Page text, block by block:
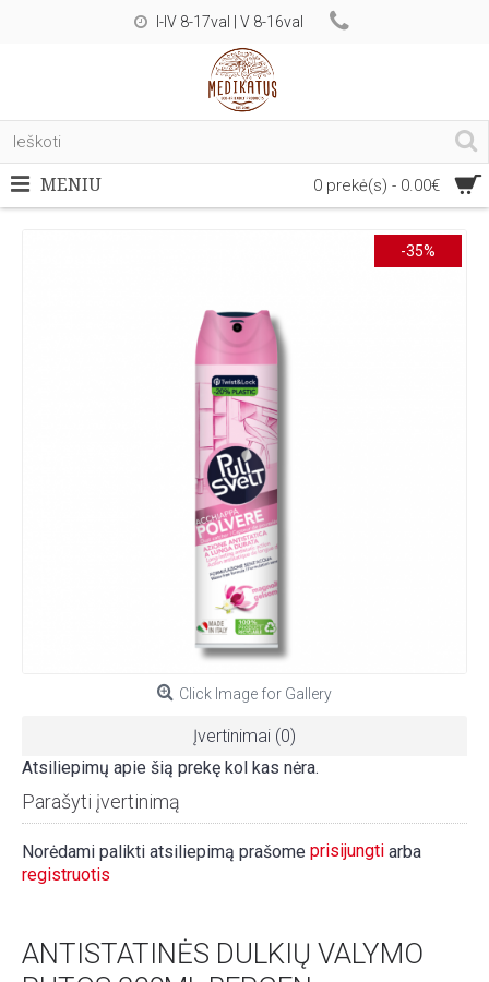
I-IV 8-17val | V 8-16val
0 prekė(s) - 0.00€
MENIU
-35%
Click Image for Gallery
Įvertinimai (0)
Atsiliepimų apie šią prekę kol kas nėra.
Parašyti įvertinimą
Norėdami palikti atsiliepimą prašome prisijungti arba
registruotis
ANTISTATINĖS DULKIŲ VALYMO